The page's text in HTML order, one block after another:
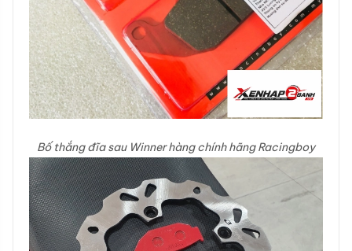
Bố thắng đĩa sau Winner hàng chính hãng Racingboy